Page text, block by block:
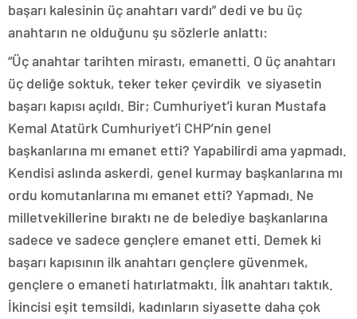
başarı kalesinin üç anahtarı vardı” dedi ve bu üç
anahtarın ne olduğunu şu sözlerle anlattı:
“Üç anahtar tarihten mirastı, emanetti. O üç anahtarı
üç deliğe soktuk, teker teker çevirdik ve siyasetin
başarı kapısı açıldı. Bir; Cumhuriyet’i kuran Mustafa
Kemal Atatürk Cumhuriyet’i CHP’nin genel
başkanlarına mı emanet etti? Yapabilirdi ama yapmadı.
Kendisi aslında askerdi, genel kurmay başkanlarına mı
ordu komutanlarına mı emanet etti? Yapmadı. Ne
milletvekillerine bıraktı ne de belediye başkanlarına
sadece ve sadece gençlere emanet etti. Demek ki
başarı kapısının ilk anahtarı gençlere güvenmek,
gençlere o emaneti hatırlatmaktı. İlk anahtarı taktık.
İkincisi eşit temsildi, kadınların siyasette daha çok